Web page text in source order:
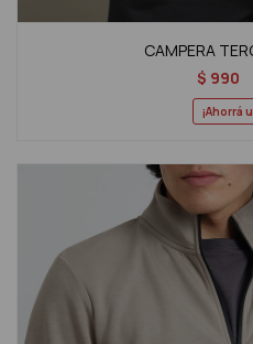
CAMPERA
$ 990